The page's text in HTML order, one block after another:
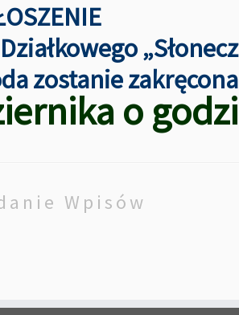
zostanie zakręcona
o
Wpisów